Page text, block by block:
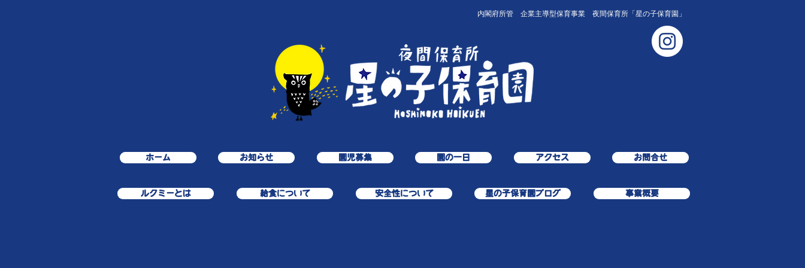
内閣府所管 企業主導型保育事業 夜間保育所「星の子保育園」
ホーム お知らせ 園児募集 園の一日 アクセス お問合せ
ルクミーとは 給食について 安全性について 星の子保育園ブログ 事業概要